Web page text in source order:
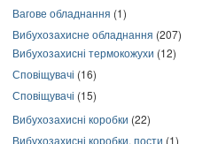
Вагове обладнання (1)
Вибухозахисне обладнання (207)
Вибухозахисні термокожухи (12)
Сповіщувачі (16)
Сповіщувачі (15)
Вибухозахисні коробки (22)
Вибухозахисні коробки, пости (1)